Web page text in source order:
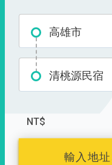
高雄市
清桃源民宿
NT$
輸入地